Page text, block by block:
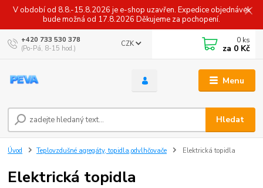
V období od 8.8.-15.8.2026 je e-shop uzavřen. Expedice objednávek
bude možná od 17.8.2026 Děkujeme za pochopení.
Menu
CZK
Hledat
+420 733 530 378
(Po-Pá, 8-15 hod.)
0 ks
za 0 Kč
Úvod Teplovzdušné agregáty, topidla,odvlhčovače Elektrická topidla
Elektrická topidla